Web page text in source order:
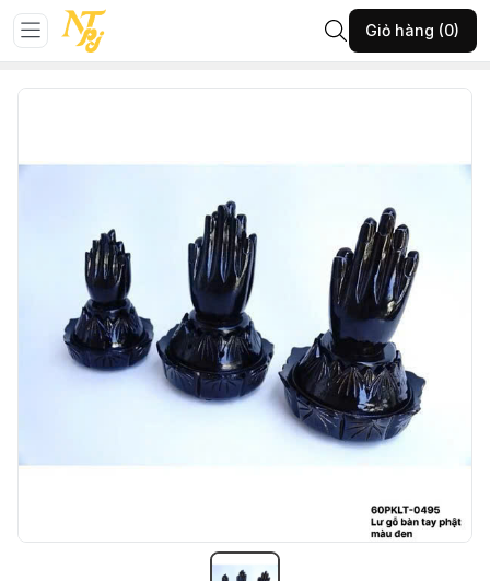
Giỏ hàng (0)
Trang chủ
Vật phẩm phong thủy khác
60-PKLT-Lư gỗ bàn tay màu đen-(A180.4726)